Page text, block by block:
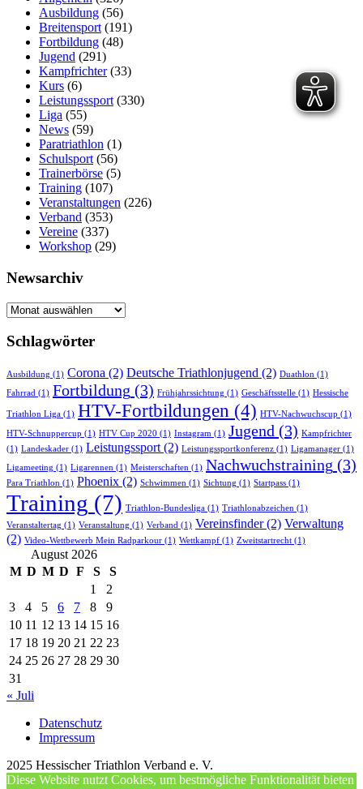
Ausbildung (56)
Breitensport (191)
Fortbildung (48)
Jugend (291)
Kampfrichter(33)
Kurs (6)
Leistungssport (330)
Liga (55)
News (59)
Paratriathlon (1)
Schulsport (56)
Trainerbörse (5)
Training (107)
Veranstaltungen (226)
Verband (353)
Vereine (337)
Workshop (29)
Newsarchiv
Newsarchiv
Schlagwörter
Ausbildung (1) Corona (2) Deutsche Triathlonjugend (2) Duathlon (1)
Fahrrad (1) Fortbildung (3) Frühjahrssichtung (1) Geschäftsstelle (1) Hessische
Triathlon Liga (1) HTV-Fortbildungen (4) HTV-Nachwuchscup (1)
HTV-Schnuppercup (1) HTV Cup 2020 (1) Instagram (1) Jugend (3) Kampfrichter
(1) Landeskader (1) Leistungssport(2) Leistungssportkonferenz (1) Ligamanager (1)
Ligameeting (1) Ligarennen (1) Meisterschaften (1) Nachwuchstraining (3)
Para Triathlon (1) Phoenix (2) Schwimmen (1) Sichtung (1) Startpass (1)
Training (7) Triathlon-Bundesliga (1) Triathlonabzeichen (1)
Veranstaltertag (1) Veranstaltung (1) Verband (1) Vereinsfinder(2) Verwaltung
(2) Video-Wettbewerb Mein Radparkour (1) Wettkampf (1) Zweitstartrecht (1)
August 2026
M D M D F S
S
1
2
3
4 5 6 7 8
9
10 11 12 13 14 15 16
17 18 19 20 21 22 23
24 25 26 27 28 29 30
31
« Juli
Datenschutz
Impressum
2025 Hessischer Triathlon Verband e. V.
Diese Website nutzt Cookies, um bestmögliche Funktionalität bieten